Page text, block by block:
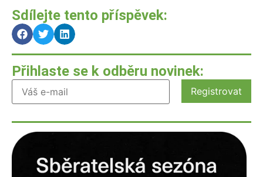
Sdílejte tento příspěvek:
Přihlaste se k odběru novinek: